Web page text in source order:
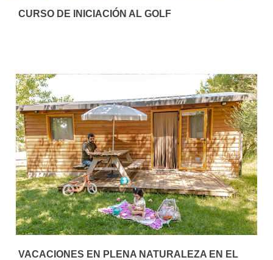
CURSO DE INICIACIÓN AL GOLF
VACACIONES EN PLENA NATURALEZA EN EL